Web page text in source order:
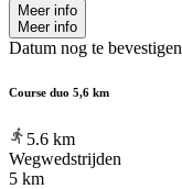
Meer info
Meer info
Datum nog te bevestigen
Course duo 5,6 km
5.6 km
Wegwedstrijden
5 km